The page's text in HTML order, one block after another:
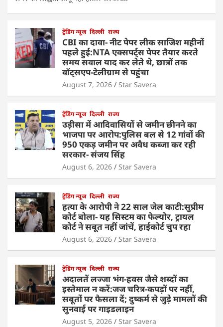
ट्रेंडिंग न्यूज दिल्ली राज्य
CBI का दावा- नीट पेपर लीक साजिश महीनों
पहले हुई:NTA एक्सपर्ट्स पेपर तैयार करते
समय सवाल याद कर लेते थे, छात्रों तक
वॉट्सएप-टेलीग्राम से पहुंचा
August 7, 2026 Star Savera
ट्रेंडिंग न्यूज दिल्ली राज्य
उड़ीसा में आदिवासियों से जमीन छीनने का
भाजपा पर आरोप:पुलिस बल से 12 गांवों की
950 एकड़ जमीन पर अवैध कब्जा कर रही
सरकार- संजय सिंह
August 6, 2026 Star Savera
ट्रेंडिंग न्यूज दिल्ली राज्य
हत्या के आरोपी ने 22 साल जेल काटी:सुप्रीम
कोर्ट बोला- यह सिस्टम का फेल्योर, ट्रायल
कोर्ट ने सबूत नहीं जांचें, हाईकोर्ट चुप रहा
August 6, 2026 Star Savera
ट्रेंडिंग न्यूज दिल्ली राज्य
अदालतें लज्जा भंग-हवस जैसे शब्दों का
इस्तेमाल न करें:जज चरित्र-कपड़ों पर नहीं,
सबूतों पर फैसला दें; दुष्कर्म से जुड़े मामलों की
सुनवाई पर गाइडलाइन
August 5, 2026 Star Savera